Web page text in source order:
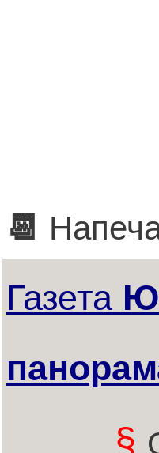
📆
Газета
§